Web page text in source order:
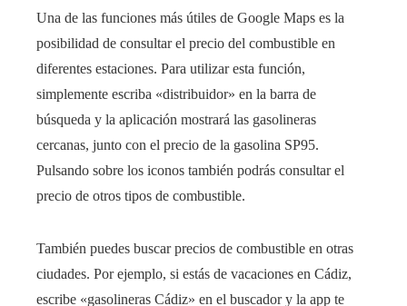
Una de las funciones más útiles de Google Maps es la
posibilidad de consultar el precio del combustible en
diferentes estaciones. Para utilizar esta función,
simplemente escriba «distribuidor» en la barra de
búsqueda y la aplicación mostrará las gasolineras
cercanas, junto con el precio de la gasolina SP95.
Pulsando sobre los iconos también podrás consultar el
precio de otros tipos de combustible.
También puedes buscar precios de combustible en otras
ciudades. Por ejemplo, si estás de vacaciones en Cádiz,
escribe «gasolineras Cádiz» en el buscador y la app te